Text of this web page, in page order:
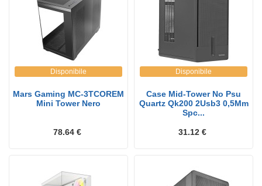
Disponibile
Mars Gaming MC-3TCOREM
Mini Tower Nero
78.64 €
Disponibile
Case Mid-Tower No Psu
Quartz Qk200 2Usb3 0,5Mm
Spc...
31.12 €